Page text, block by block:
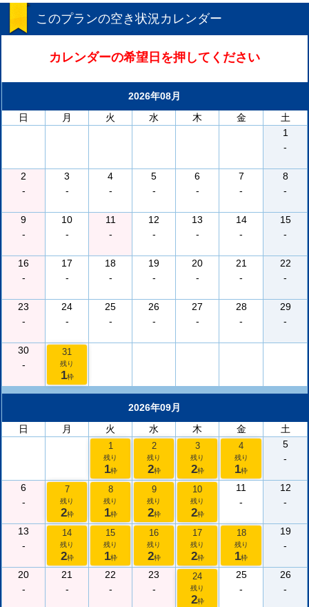
このプランの空き状況カレンダー
カレンダーの希望日を押してください
2026年08月
日
月 火 水 木 金
土
1
-
2
-
3
-
4
-
5
-
6
-
7
-
8
-
9
-
10
-
11
-
12
-
13
-
14
-
15
-
16
-
17
-
18
-
19
-
20
-
21
-
22
-
23
-
24
-
25
-
26
-
27
-
28
-
29
-
30
-
31
残り
1枠
2026年09月
日
月 火 水 木 金 土
1
残り
1枠
2
残り
2枠
3
残り
2枠
4
残り
1枠
5
-
6
-
7
残り
2枠
8
残り
1枠
9
残り
2枠
10
残り
2枠
11
-
12
-
13
-
14
残り
2枠
15
残り
1枠
16
残り
2枠
17
残り
2枠
18
残り
1枠
19
-
20
-
21
-
22
-
23
-
24
残り
2枠
25
-
26
-